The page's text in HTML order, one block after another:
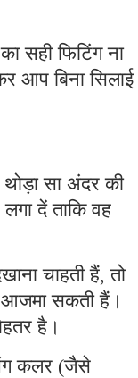
सही फिटिंग ना
आप बिना सिलाई
सा अंदर की
दें ताकि वह
चाहती हैं, तो
आजमा सकती हैं।
है।
कलर (जैसे